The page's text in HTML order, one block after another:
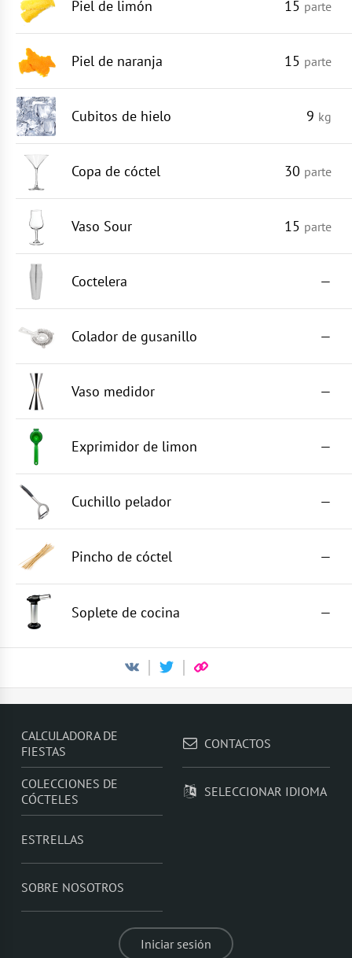
Piel de limón 15 parte
Piel de naranja 15 parte
Cubitos de hielo 9 kg
Copa de cóctel 30 parte
Vaso Sour 15 parte
Coctelera —
Colador de gusanillo —
Vaso medidor —
Exprimidor de limon —
Cuchillo pelador —
Pincho de cóctel —
Soplete de cocina —
CALCULADORA DE
FIESTAS
COLECCIONES DE
CÓCTELES
ESTRELLAS
SOBRE NOSOTROS
CONTACTOS
SELECCIONAR IDIOMA
Iniciar sesión